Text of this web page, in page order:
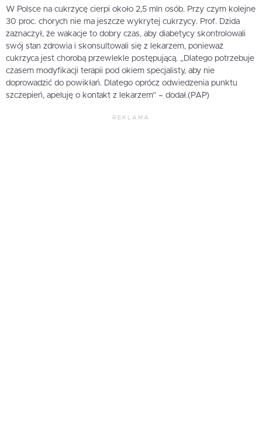
W Polsce na cukrzycę cierpi około 2,5 mln osób. Przy czym kolejne
30 proc. chorych nie ma jeszcze wykrytej cukrzycy. Prof. Dzida
zaznaczył, że wakacje to dobry czas, aby diabetycy skontrolowali
swój stan zdrowia i skonsultowali się z lekarzem, ponieważ
cukrzyca jest chorobą przewlekle postępującą. „Dlatego potrzebuje
czasem modyfikacji terapii pod okiem specjalisty, aby nie
doprowadzić do powikłań. Dlatego oprócz odwiedzenia punktu
szczepień, apeluję o kontakt z lekarzem” – dodał.(PAP)
REKLAMA